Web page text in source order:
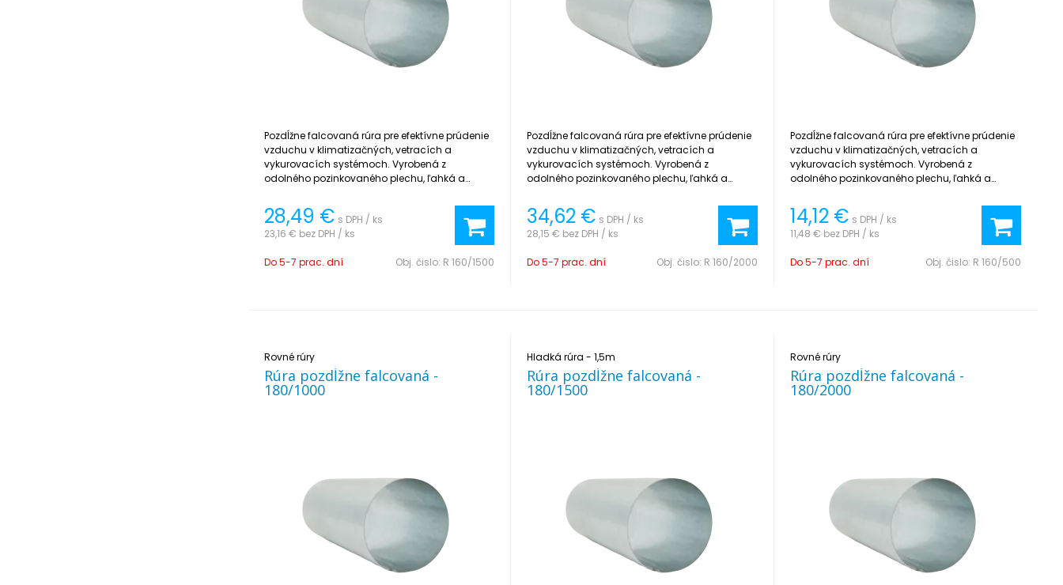
Pozdĺžne falcovaná rúra pre efektívne prúdenie
vzduchu v klimatizačných, vetracích a
vykurovacích systémoch. Vyrobená z
odolného pozinkovaného plechu, ľahká a
28,49 € s DPH / ks
23,16 € bez DPH / ks
Do 5-7 prac. dní Obj. čislo: R 160/1500
Pozdĺžne falcovaná rúra pre efektívne prúdenie
vzduchu v klimatizačných, vetracích a
vykurovacích systémoch. Vyrobená z
odolného pozinkovaného plechu, ľahká a
34,62 € s DPH / ks
28,15 € bez DPH / ks
Do 5-7 prac. dní Obj. čislo: R 160/2000
Pozdĺžne falcovaná rúra pre efektívne prúdenie
vzduchu v klimatizačných, vetracích a
vykurovacích systémoch. Vyrobená z
odolného pozinkovaného plechu, ľahká a
14,12 € s DPH / ks
11,48 € bez DPH / ks
Do 5-7 prac. dní Obj. čislo: R 160/500
Rovné rúry
Rúra pozdĺžne falcovaná -
180/1000
Hladká rúra - 1,5m
Rúra pozdĺžne falcovaná -
180/1500
Rovné rúry
Rúra pozdĺžne falcovaná -
180/2000